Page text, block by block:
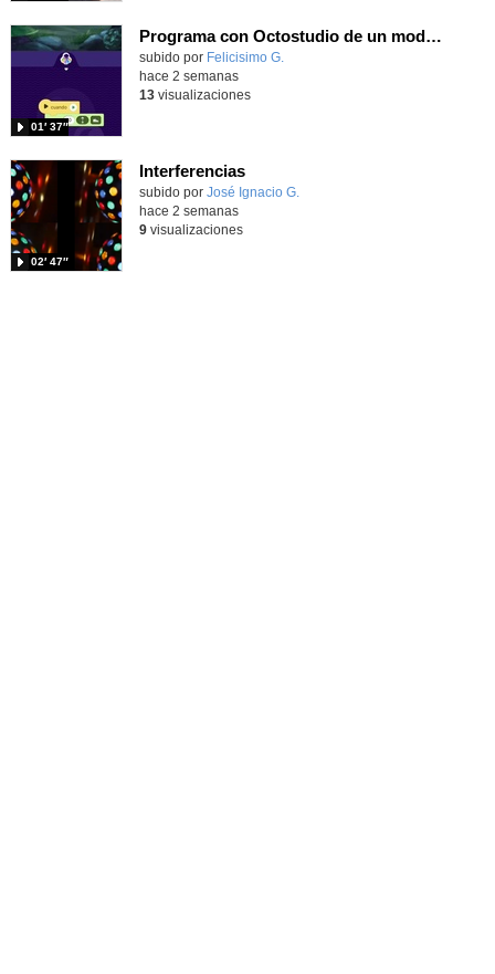
Programa con Octostudio de un modo sencillo, offline y gratuito
Contenido educativo.
subido por Felicisimo G.
01′ 37″
hace 2 semanas
13visualizaciones
Interferencias
Contenido educativo.
subido por José Ignacio G.
02′ 47″
hace 2 semanas
9visualizaciones